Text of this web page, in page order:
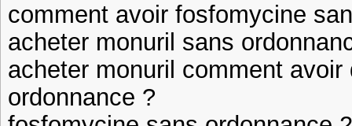
comment avoir fosfomycine
acheter monuril sans
acheter monuril comment
ordonnance ?